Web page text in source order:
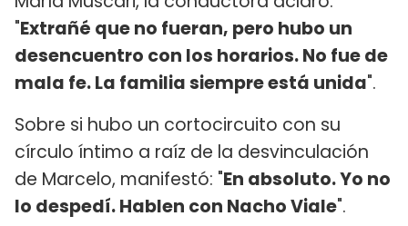
"Extrañé que no fueran, pero hubo un
desencuentro con los horarios. No fue de
mala fe. La familia siempre está unida".
Sobre si hubo un cortocircuito con su
círculo íntimo a raíz de la desvinculación
de Marcelo, manifestó: "En absoluto. Yo no
lo despedí. Hablen con Nacho Viale".